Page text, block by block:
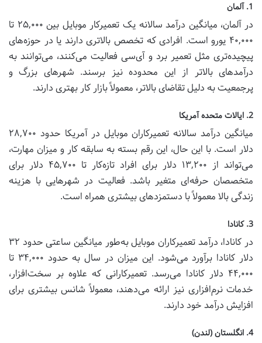
1. آلمان
در آلمان، میانگین درآمد سالانه یک تعمیرکار موبایل بین ۲۵,۰۰۰ تا
۴۰,۰۰۰ یورو است. افرادی که تخصص بالاتری دارند یا در حوزه‌های
پیچیده‌تری مثل تعمیر برد و آی‌سی فعالیت می‌کنند، می‌توانند به
درآمدهای بالاتر از این محدوده نیز برسند. شهرهای بزرگ و
پرجمعیت به دلیل تقاضای بالاتر، معمولاً بازار کار بهتری دارند.
2. ایالات متحده آمریکا
میانگین درآمد سالانه تعمیرکاران موبایل در آمریکا حدود ۲۸,۷۰۰
دلار است. با این حال، این رقم بسته به سابقه کار و میزان مهارت،
می‌تواند از ۱۳,۲۰۰ دلار برای افراد تازه‌کار تا ۴۵,۷۰۰ دلار برای
متخصصان حرفه‌ای متغیر باشد. فعالیت در شهرهایی با هزینه
زندگی بالا معمولاً با دستمزدهای بیشتری همراه است.
3. کانادا
در کانادا، درآمد تعمیرکاران موبایل به‌طور میانگین ساعتی حدود ۳۲
دلار کانادا برآورد می‌شود. این میزان در سال به حدود ۳۴,۰۰۰ تا
۴۴,۰۰۰ دلار کانادا می‌رسد. تعمیرکارانی که علاوه بر سخت‌افزار،
خدمات نرم‌افزاری نیز ارائه می‌دهند، معمولاً شانس بیشتری برای
افزایش درآمد خود دارند.
4. انگلستان (لندن)